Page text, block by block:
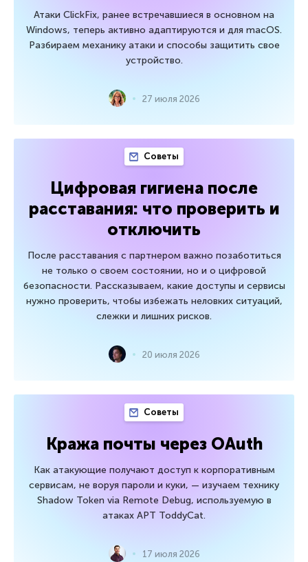
Атаки ClickFix, ранее встречавшиеся в основном на
Windows, теперь активно адаптируются и для macOS.
Разбираем механику атаки и способы защитить свое
устройство.
27 июля 2026
Советы
Цифровая гигиена после
расставания: что проверить и
отключить
После расставания с партнером важно позаботиться
не только о своем состоянии, но и о цифровой
безопасности. Рассказываем, какие доступы и сервисы
нужно проверить, чтобы избежать неловких ситуаций,
слежки и лишних рисков.
20 июля 2026
Советы
Кража почты через OAuth
Как атакующие получают доступ к корпоративным
сервисам, не воруя пароли и куки, — изучаем технику
Shadow Token via Remote Debug, используемую в
атаках APT ToddyCat.
17 июля 2026